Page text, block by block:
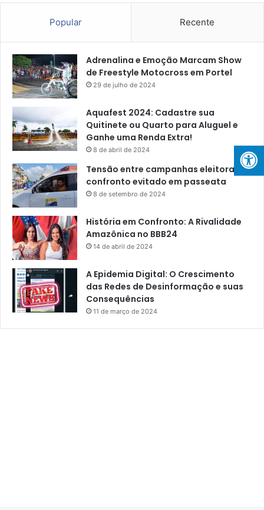
Popular Recente
Adrenalina e Emoção Marcam Show
de Freestyle Motocross em Portel
29 de julho de 2024
Aquafest 2024: Cadastre sua
Quitinete ou Quarto para Aluguel e
Ganhe uma Renda Extra!
8 de abril de 2024
Tensão entre campanhas eleitorais:
confronto evitado em passeata
8 de setembro de 2024
História em Confronto: A Rivalidade
Amazônica no BBB24
14 de abril de 2024
A Epidemia Digital: O Crescimento
das Redes de Desinformação e suas
Consequências
11 de março de 2024